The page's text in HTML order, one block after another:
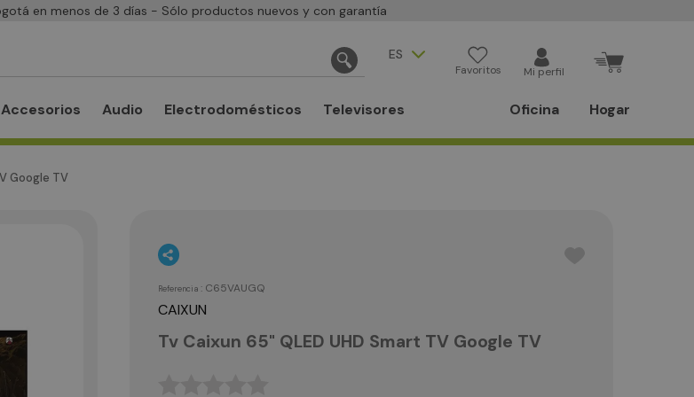
en menos de 3 días - Sólo productos nuevos y con garantía
ES
Favoritos Mi perfil
Accesorios Audio Electrodomésticos Televisores Oficina Hogar
Google TV
Referencia : C65VAUGQ
CAIXUN
Tv Caixun 65" QLED UHD Smart TV Google TV